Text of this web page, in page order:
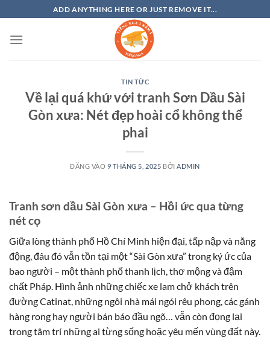
qua
nội
ADD ANYTHING HERE OR JUST REMOVE IT...
TIN TỨC
Về lại quá khứ với tranh Sơn Dầu Sài
Gòn xưa: Nét đẹp hoài cổ không thể
phai
ĐĂNG VÀO 9 THÁNG 5, 2025 BỞI ADMIN
Tranh sơn dầu Sài Gòn xưa – Hồi ức qua từng
nét cọ
Giữa lòng thành phố Hồ Chí Minh hiện đại, tấp nập và năng
động, đâu đó vẫn tồn tại một “Sài Gòn xưa” trong ký ức của
bao người – một thành phố thanh lịch, thơ mộng và đậm
chất Pháp. Hình ảnh những chiếc xe lam chở khách trên
đường Catinat, những ngôi nhà mái ngói rêu phong, các gánh
hàng rong hay người bán báo đầu ngõ… vẫn còn đọng lại
trong tâm trí những ai từng sống hoặc yêu mến vùng đất này.